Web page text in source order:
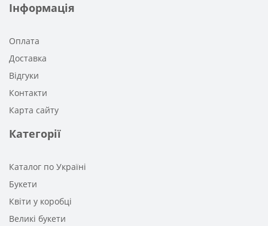
Інформація
Оплата
Доставка
Відгуки
Контакти
Карта сайту
Категорії
Каталог по Україні
Букети
Квіти у коробці
Великі букети